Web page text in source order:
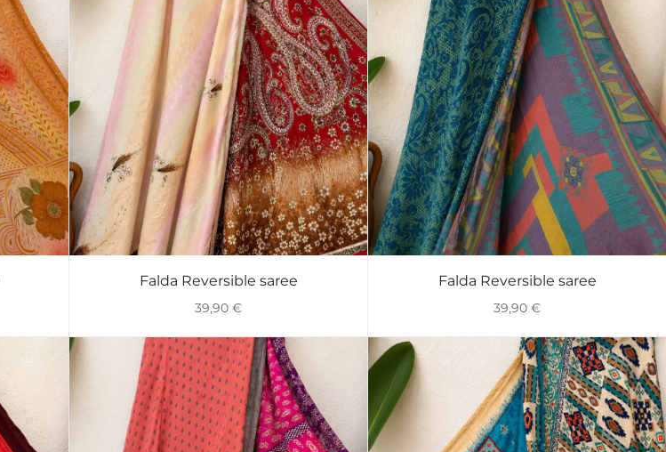
VISTA RÁPIDA
Falda Reversible saree
39,90 €
VISTA RÁPIDA
Falda Reversible saree
39,90 €